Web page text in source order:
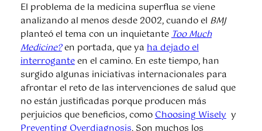
El problema de la medicina superflua se viene
analizando al menos desde 2002, cuando el BMJ
planteó el tema con un inquietanteToo Much
Medicine?en portada, que yaha dejado el
interroganteen el camino. En este tiempo, han
surgido algunas iniciativas internacionales para
afrontar el reto de las intervenciones de salud que
no están justificadas porque producen más
perjuicios que beneficios, comoChoosing Wiselyy